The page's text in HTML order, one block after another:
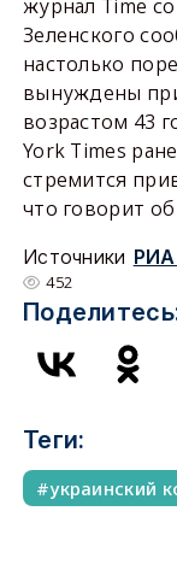
журнал Time
Зеленского
настолько
вынуждены
возрастом 43
York Times
стремится
что говорит
Источники
452
Теги:
украинский